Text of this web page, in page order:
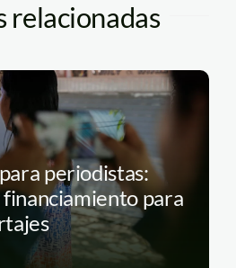
relacionadas
periodistas:
para